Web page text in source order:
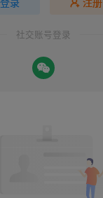
社交账号登录